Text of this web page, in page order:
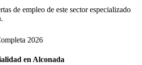
de empleo de este sector especializado
2026
en Alconada